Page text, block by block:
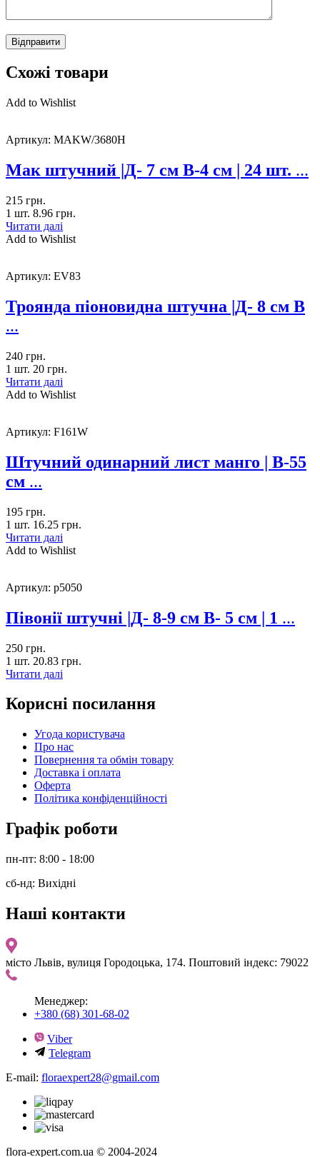
Схожі товари
Add to Wishlist
Артикул: MAKW/3680H
Мак штучний |Д- 7 см В-4 см | 24 шт. ...
215 грн.
1 шт. 8.96 грн.
Читати далі
Add to Wishlist
Артикул: EV83
Троянда піоновидна штучна |Д- 8 см В
...
240 грн.
1 шт. 20 грн.
Читати далі
Add to Wishlist
Артикул: F161W
Штучний одинарний лист манго | В-55
см ...
195 грн.
1 шт. 16.25 грн.
Читати далі
Add to Wishlist
Артикул: p5050
Півонії штучні |Д- 8-9 см В- 5 см | 1 ...
250 грн.
1 шт. 20.83 грн.
Читати далі
Корисні посилання
Угода користувача
Про нас
Повернення та обмін товару
Доставка і оплата
Оферта
Політика конфіденційності
Графік роботи
пн-пт: 8:00 - 18:00
сб-нд: Вихідні
Наші контакти
місто Львів, вулиця Городоцька, 174. Поштовий індекс: 79022
Менеджер:
+380 (68) 301-68-02
Viber
Telegram
E-mail: floraexpert28@gmail.com
flora-expert.com.ua © 2004-2024